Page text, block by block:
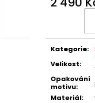
Kategorie:
Velikost:
Opakování
motivu:
Materiál: